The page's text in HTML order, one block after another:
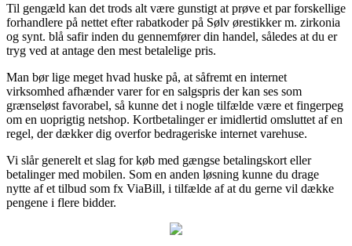
Til gengæld kan det trods alt være gunstigt at prøve et par forskellige
forhandlere på nettet efter rabatkoder på Sølv ørestikker m. zirkonia
og synt. blå safir inden du gennemfører din handel, således at du er
tryg ved at antage den mest betalelige pris.
Man bør lige meget hvad huske på, at såfremt en internet
virksomhed afhænder varer for en salgspris der kan ses som
grænseløst favorabel, så kunne det i nogle tilfælde være et fingerpeg
om en uoprigtig netshop. Kortbetalinger er imidlertid omsluttet af en
regel, der dækker dig overfor bedrageriske internet varehuse.
Vi slår generelt et slag for køb med gængse betalingskort eller
betalinger med mobilen. Som en anden løsning kunne du drage
nytte af et tilbud som fx ViaBill, i tilfælde af at du gerne vil dække
pengene i flere bidder.